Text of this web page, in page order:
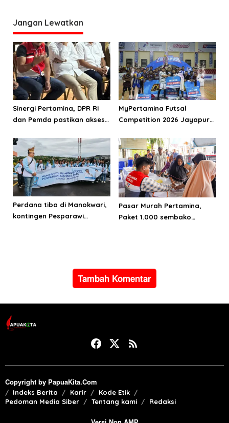
Jangan Lewatkan
Sinergi Pertamina, DPR RI
dan Pemda pastikan akses
MyPertamina Futsal
Competition 2026 Jayapura
talenta muda berprestasi
Perdana tiba di Manokwari,
kontingen Pesparawi
Pasar Murah Pertamina,
Paket 1.000 sembako
Tambah Komentar
Copyright by PapuaKita.Com
Indeks Berita Karir
Kode Etik
Pedoman Media Siber
Tentang kami Redaksi